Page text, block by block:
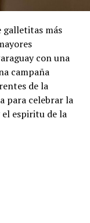
galletitas más
con una
campaña
de la
para celebrar la
espiritu de la